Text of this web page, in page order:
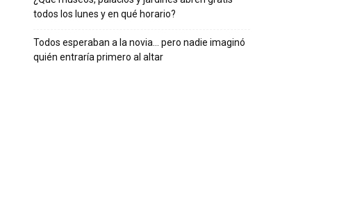
todos los lunes y en qué horario?
Todos esperaban a la novia… pero nadie imaginó
quién entraría primero al altar